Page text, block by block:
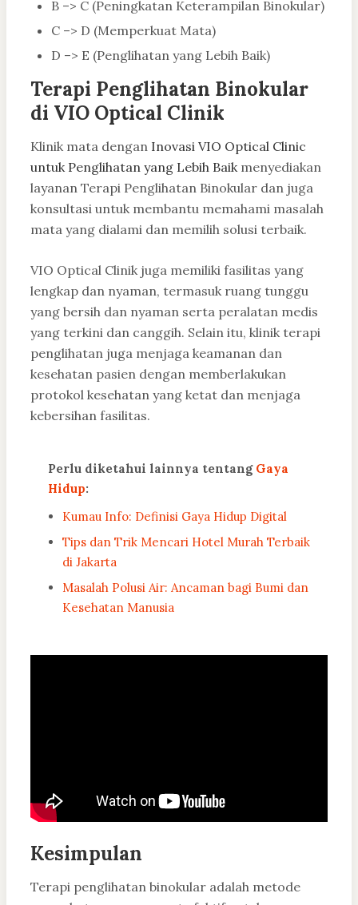
B –> C (Peningkatan Keterampilan Binokular)
C –> D (Memperkuat Mata)
D –> E (Penglihatan yang Lebih Baik)
Terapi Penglihatan Binokular
di VIO Optical Clinik
Klinik mata dengan Inovasi VIO Optical Clinic
untuk Penglihatan yang Lebih Baik menyediakan
layanan Terapi Penglihatan Binokular dan juga
konsultasi untuk membantu memahami masalah
mata yang dialami dan memilih solusi terbaik.
VIO Optical Clinik juga memiliki fasilitas yang
lengkap dan nyaman, termasuk ruang tunggu
yang bersih dan nyaman serta peralatan medis
yang terkini dan canggih. Selain itu, klinik terapi
penglihatan juga menjaga keamanan dan
kesehatan pasien dengan memberlakukan
protokol kesehatan yang ketat dan menjaga
kebersihan fasilitas.
Perlu diketahui lainnya tentang Gaya
Hidup:
Kumau Info: Definisi Gaya Hidup Digital
Tips dan Trik Mencari Hotel Murah Terbaik
di Jakarta
Masalah Polusi Air: Ancaman bagi Bumi dan
Kesehatan Manusia
Kesimpulan
Terapi penglihatan binokular adalah metode